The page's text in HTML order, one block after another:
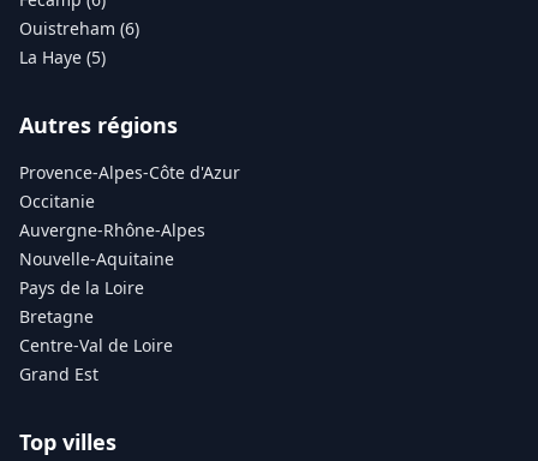
Ouistreham (6)
La Haye (5)
Autres régions
Provence-Alpes-Côte d'Azur
Occitanie
Auvergne-Rhône-Alpes
Nouvelle-Aquitaine
Pays de la Loire
Bretagne
Centre-Val de Loire
Grand Est
Top villes